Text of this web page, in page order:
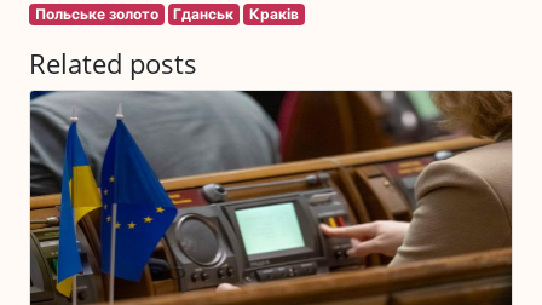
Польське золото
Гданськ Краків
Related posts